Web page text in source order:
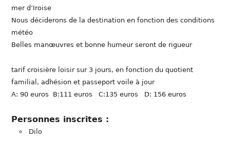
mer d’Iroise
Nous déciderons de la destination en fonction des conditions
météo
Belles manœuvres et bonne humeur seront de rigueur
tarif croisière loisir sur 3 jours, en fonction du quotient
familial, adhésion et passeport voile à jour
A: 90 euros B:111 euros C:135 euros D: 156 euros
Personnes inscrites :
Dilo